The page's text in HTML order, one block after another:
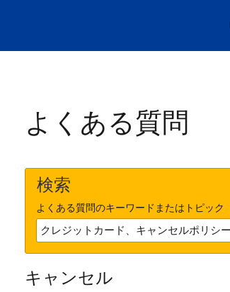
よくある質問
検索
よくある質問のキーワードまたはトピック
キャンセル